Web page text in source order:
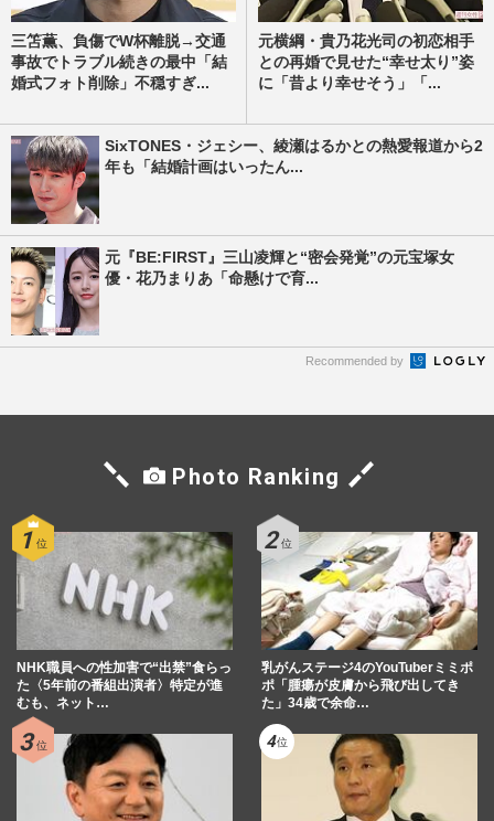
三笘薫、負傷でW杯離脱→交通
事故でトラブル続きの最中「結
婚式フォト削除」不穏すぎ...
元横綱・貴乃花光司の初恋相手
との再婚で見せた“幸せ太り”姿
に「昔より幸せそう」「...
SixTONES・ジェシー、綾瀬はるかとの熱愛報道から2
年も「結婚計画はいったん...
元『BE:FIRST』三山凌輝と“密会発覚”の元宝塚女
優・花乃まりあ「命懸けで育...
Recommended by
Photo Ranking
NHK職員への性加害で“出禁”食らっ
た〈5年前の番組出演者〉特定が進
むも、ネット…
乳がんステージ4のYouTuberミミポ
ポ「腫瘍が皮膚から飛び出してき
た」34歳で余命…